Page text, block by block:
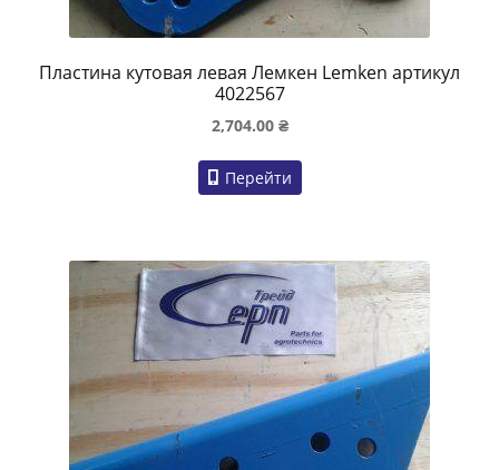
Пластина кутовая левая Лемкен Lemken артикул
4022567
2,704.00 ₴
Перейти